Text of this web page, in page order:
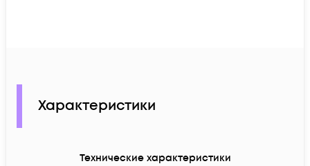
Характеристики
Технические характеристики